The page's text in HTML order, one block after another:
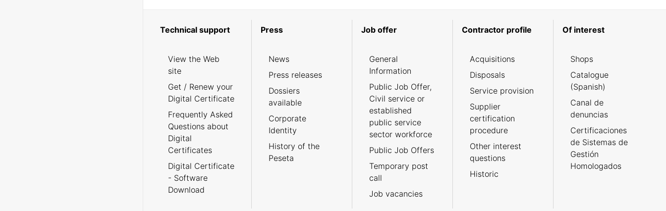
Technical support
View the Web
site
Get / Renew your
Digital Certificate
Frequently Asked
Questions about
Digital
Certificates
Digital Certificate
- Software
Download
Press
News
Press releases
Dossiers
available
Corporate
Identity
History of the
Peseta
Job offer
General
Information
Public Job Offer,
Civil service or
established
public service
sector workforce
Public Job Offers
Temporary post
call
Job vacancies
Contractor profile
Acquisitions
Disposals
Service provision
Supplier
certification
procedure
Other interest
questions
Historic
Of interest
Shops
Catalogue
(Spanish)
Canal de
denuncias
Certificaciones
de Sistemas de
Gestión
Homologados